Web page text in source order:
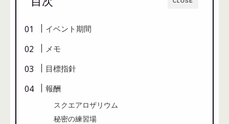
イベント期間
メモ
目標指針
報酬
スクエアロザリウム
秘密の練習場